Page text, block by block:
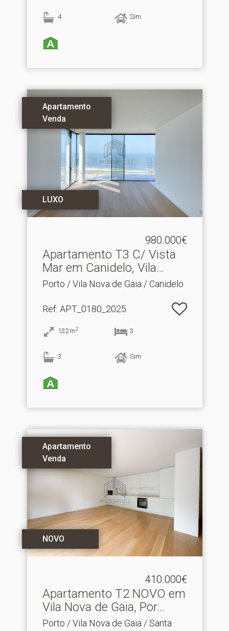
4 Sim
Apartamento
Venda
LUXO
980.000€
Apartamento T3 C/ Vista
Mar em Canidelo, Vila.​..
Porto / Vila Nova de Gaia / Canidelo
Ref: APT_0180_2025
132 m2 3
3 Sim
Apartamento
Venda
NOVO
410.000€
Apartamento T2 NOVO em
Vila Nova de Gaia, Por.​..
Porto / Vila Nova de Gaia / Santa